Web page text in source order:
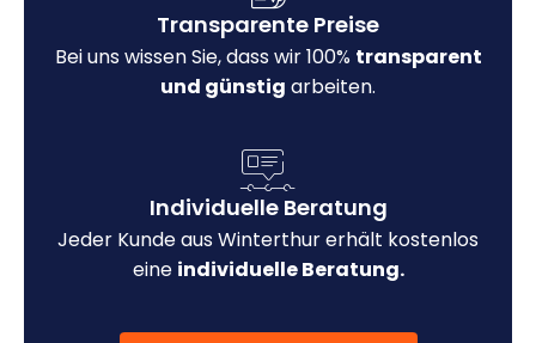
Transparente Preise
Bei uns wissen Sie, dass wir 100% transparent
und günstig arbeiten.
Individuelle Beratung
Jeder Kunde aus Winterthur erhält kostenlos
eine individuelle Beratung.